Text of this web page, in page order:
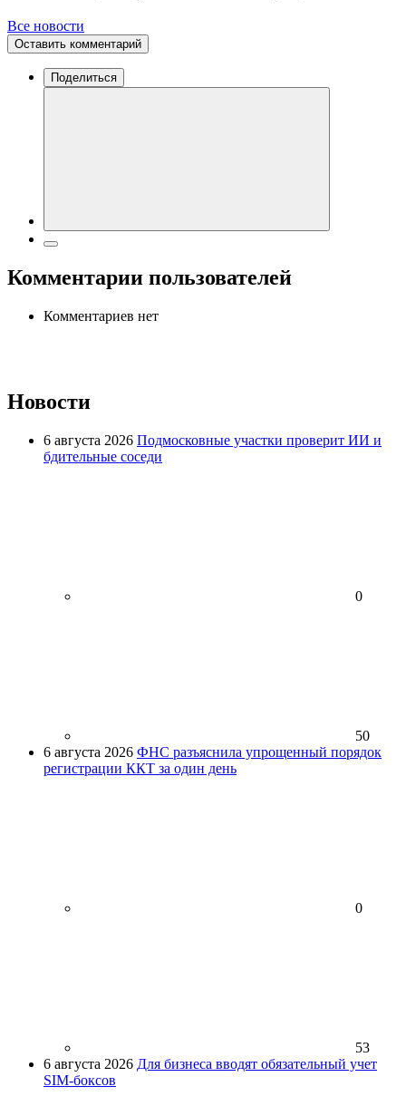
Все новости
Оставить комментарий
Поделиться
Комментарии пользователей
Комментариев нет
Новости
6 августа 2026 Подмосковные участки проверит ИИ и
бдительные соседи
0
50
6 августа 2026 ФНС разъяснила упрощенный порядок
регистрации ККТ за один день
0
53
6 августа 2026 Для бизнеса вводят обязательный учет
SIM-боксов